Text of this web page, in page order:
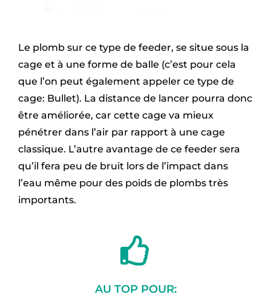
Le plomb sur ce type de feeder, se situe sous la
cage et à une forme de balle (c’est pour cela
que l’on peut également appeler ce type de
cage: Bullet). La distance de lancer pourra donc
être améliorée, car cette cage va mieux
pénétrer dans l’air par rapport à une cage
classique. L’autre avantage de ce feeder sera
qu’il fera peu de bruit lors de l’impact dans
l’eau même pour des poids de plombs très
importants.
AU TOP POUR: